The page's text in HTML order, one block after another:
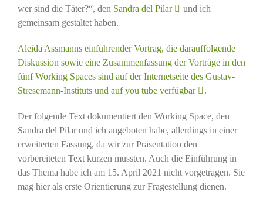
wer sind die Täter?“, den Sandra del Pilar
und ich
gemeinsam gestaltet haben.
Aleida Assmanns einführender Vortrag, die darauffolgende
Diskussion sowie eine Zusammenfassung der Vorträge in den
fünf Working Spaces sind auf der Internetseite des Gustav-
Stresemann-Instituts und auf you tube verfügbar
.
Der folgende Text dokumentiert den Working Space, den
Sandra del Pilar und ich angeboten habe, allerdings in einer
erweiterten Fassung, da wir zur Präsentation den
vorbereiteten Text kürzen mussten. Auch die Einführung in
das Thema habe ich am 15. April 2021 nicht vorgetragen. Sie
mag hier als erste Orientierung zur Fragestellung dienen.